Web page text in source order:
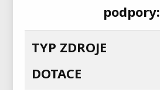
podpory:
TYP ZDROJE
DOTACE